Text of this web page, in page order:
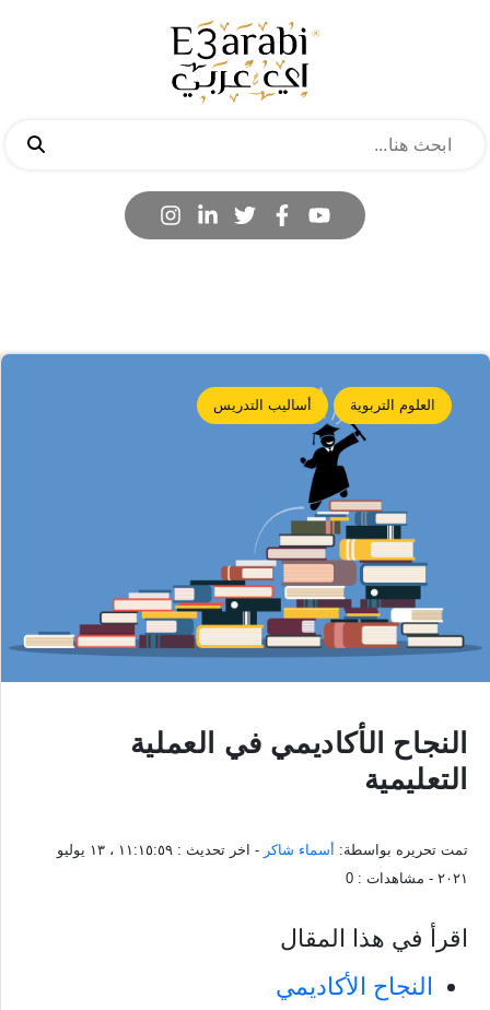
العلوم التربوية أساليب التدريس
النجاح الأكاديمي في العملية
التعليمية
تمت تحريره بواسطة: أسماء شاكر - اخر تحديث :
١١:١٥:٥٩ ، ١٣ يوليو
٢٠٢١ - مشاهدات : 0
اقرأ في هذا المقال
النجاح الأكاديمي